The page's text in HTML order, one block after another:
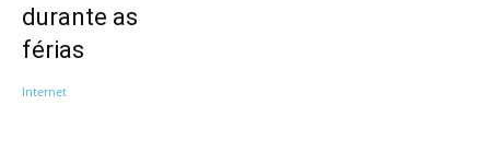
durante as
férias
Internet